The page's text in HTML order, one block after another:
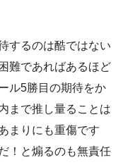
するのは酷ではない
難であればあるほど
ル5勝目の期待をか
まで推し量ることは
まりにも重傷です
！と煽るのも無責任